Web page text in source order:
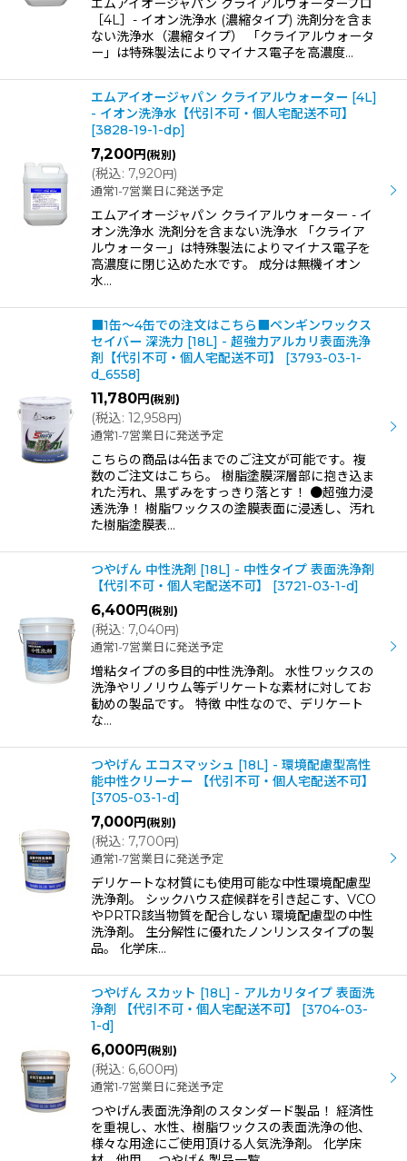
エムアイオージャパン クライアルウォータープロ
［4L］- イオン洗浄水 (濃縮タイプ) 洗剤分を含ま
ない洗浄水（濃縮タイプ） 「クライアルウォータ
ー」は特殊製法によりマイナス電子を高濃度…
エムアイオージャパン クライアルウォーター [4L]
- イオン洗浄水【代引不可・個人宅配送不可】
[3828-19-1-dp]
7,200円 (税別)
(税込: 7,920円)
通常1-7営業日に発送予定
エムアイオージャパン クライアルウォーター - イ
オン洗浄水 洗剤分を含まない洗浄水 「クライア
ルウォーター」は特殊製法によりマイナス電子を
高濃度に閉じ込めた水です。 成分は無機イオン
水…
■1缶〜4缶での注文はこちら■ペンギンワックス
セイバー 深洗力 [18L] - 超強力アルカリ表面洗浄
剤【代引不可・個人宅配送不可】
[3793-03-1-
d_6558]
11,780円 (税別)
(税込: 12,958円)
通常1-7営業日に発送予定
こちらの商品は4缶までのご注文が可能です。複
数のご注文はこちら。 樹脂塗膜深層部に抱き込ま
れた汚れ、黒ずみをすっきり落とす！ ●超強力浸
透洗浄！ 樹脂ワックスの塗膜表面に浸透し、汚れ
た樹脂塗膜表…
つやげん 中性洗剤 [18L] - 中性タイプ 表面洗浄剤
【代引不可・個人宅配送不可】
[3721-03-1-d]
6,400円 (税別)
(税込: 7,040円)
通常1-7営業日に発送予定
増粘タイプの多目的中性洗浄剤。 水性ワックスの
洗浄やリノリウム等デリケートな素材に対してお
勧めの製品です。 特徴 中性なので、デリケート
な…
つやげん エコスマッシュ [18L] - 環境配慮型高性
能中性クリーナー 【代引不可・個人宅配送不可】
[3705-03-1-d]
7,000円 (税別)
(税込: 7,700円)
通常1-7営業日に発送予定
デリケートな材質にも使用可能な中性環境配慮型
洗浄剤。 シックハウス症候群を引き起こす、VCO
やPRTR該当物質を配合しない 環境配慮型の中性
洗浄剤。 生分解性に優れたノンリンスタイプの製
品。 化学床…
つやげん スカット [18L] - アルカリタイプ 表面洗
浄剤 【代引不可・個人宅配送不可】
[3704-03-
1-d]
6,000円 (税別)
(税込: 6,600円)
通常1-7営業日に発送予定
つやげん表面洗浄剤のスタンダード製品！ 経済性
を重視し、水性、樹脂ワックスの表面洗浄の他、
様々な用途にご使用頂ける人気洗浄剤。 化学床